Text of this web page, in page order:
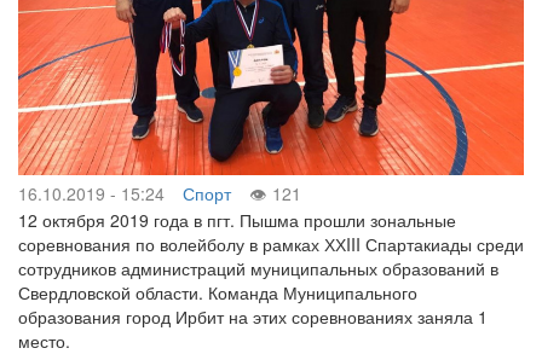
16.10.2019 - 15:24 Спорт
121
12 октября 2019 года в пгт. Пышма прошли зональные
соревнования по волейболу в рамках ХХIII Спартакиады среди
сотрудников администраций муниципальных образований в
Свердловской области. Команда Муниципального
образования город Ирбит на этих соревнованиях заняла 1
место.